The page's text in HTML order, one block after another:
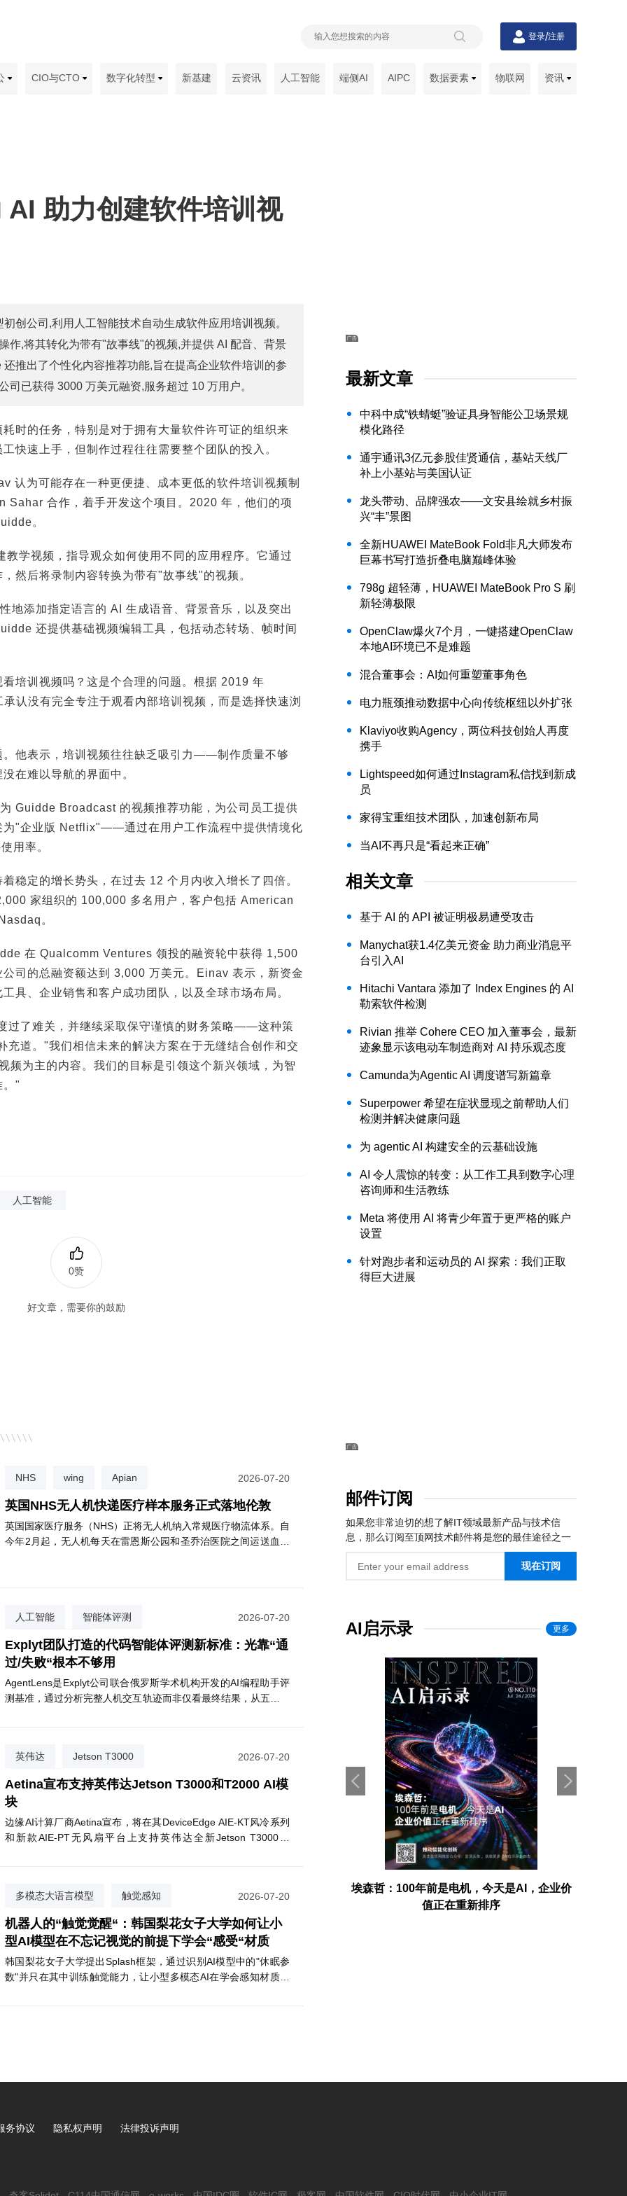
登录/注册
CIO与CTO 数字化转型 新基建 云资讯 人工智能 端侧AI AIPC 数据要素 物联网 资讯
助力创建软件培训视
创公司,利用人工智能技术自动生成软件应用培训视频。
作,将其转化为带有"故事线"的视频,并提供 AI 配音、背景
推出了个性化内容推荐功能,旨在提高企业软件培训的参
司已获得 3000 万美元融资,服务超过 10 万用户。
时的任务，特别是对于拥有大量软件许可证的组织来
快速上手，但制作过程往往需要整个团队的投入。
认为可能存在一种更便捷、成本更低的软件培训视频制
Sahar 合作，着手开发这个项目。2020 年，他们的项
。
学视频，指导观众如何使用不同的应用程序。它通过
然后将录制内容转换为带有"故事线"的视频。
地添加指定语言的 AI 生成语音、背景音乐，以及突出
还提供基础视频编辑工具，包括动态转场、帧时间
培训视频吗？这是个合理的问题。根据 2019 年
认没有完全专注于观看内部培训视频，而是选择快速浏
他表示，培训视频往往缺乏吸引力——制作质量不够
在难以导航的界面中。
Guidde Broadcast 的视频推荐功能，为公司员工提供
为"企业版 Netflix"——通过在用户工作流程中提供情境化
用率。
稳定的增长势头，在过去 12 个月内收入增长了四倍。
家组织的 100,000 多名用户，客户包括 American
。
在 Qualcomm Ventures 领投的融资轮中获得 1,500
司的总融资额达到 3,000 万美元。Einav 表示，新资金
具、企业销售和客户成功团队，以及全球市场布局。
过了难关，并继续采取保守谨慎的财务策略——这种策
充道。"我们相信未来的解决方案在于无缝结合创作和交
频为主的内容。我们的目标是引领这个新兴领域，为智
。"
人工智能
0赞
好文章，需要你的鼓励
NHS wing Apian 2026-07-20
英国NHS无人机快递医疗样本服务正式落地伦敦
英国国家医疗服务（NHS）正将无人机纳入常规医疗物流体系。自
今年2月起，无人机每天在雷恩斯公园和圣乔治医院之间运送血液
展至圣赫利尔、克罗伊登等多家医院，最终惠及约180万名患者。
人工智能
智能体评测
代码质量评估
2026-07-20
Explyt团队打造的代码智能体评测新标准：光靠“通
过/失败“根本不够用
AgentLens是Explyt公司联合俄罗斯学术机构开发的AI编程助手评
测基准，通过分析完整人机交互轨迹而非仅看最终结果，从五个维
英伟达 Jetson T3000
Aetina
2026-07-20
Aetina宣布支持英伟达Jetson T3000和T2000 AI模
块
边缘AI计算厂商Aetina宣布，将在其DeviceEdge AIE-KT风冷系列
和新款AIE-PT无风扇平台上支持英伟达全新Jetson T3000和
TFLOPS算力，功耗70W；T2000则提供400 FP4 TFLOPS，面向
季度上市，支持Nemotron、Cosmos 3等英伟达AI软件生态。
多模态大语言模型 触觉感知
掩码隔离训练
2026-07-20
机器人的“触觉觉醒“：韩国梨花女子大学如何让小
型AI模型在不忘记视觉的前提下学会“感受“材质
韩国梨花女子大学提出Splash框架，通过识别AI模型中的"休眠参
数"并只在其中训练触觉能力，让小型多模态AI在学会感知材质触
最新文章
中科中成“铁蜻蜓”验证具身智能公卫场景规
模化路径
通宇通讯3亿元参股佳贤通信，基站天线厂
补上小基站与美国认证
龙头带动、品牌强农——文安县绘就乡村振
兴“丰”景图
全新HUAWEI MateBook Fold非凡大师发布
巨幕书写打造折叠电脑巅峰体验
798g 超轻薄，HUAWEI MateBook Pro S 刷
新轻薄极限
OpenClaw爆火7个月，一键搭建OpenClaw
本地AI环境已不是难题
混合董事会：AI如何重塑董事角色
电力瓶颈推动数据中心向传统枢纽以外扩张
Klaviyo收购Agency，两位科技创始人再度
携手
Lightspeed如何通过Instagram私信找到新成
员
家得宝重组技术团队，加速创新布局
当AI不再只是“看起来正确”
相关文章
基于 AI 的 API 被证明极易遭受攻击
Manychat获1.4亿美元资金 助力商业消息平
台引入AI
Hitachi Vantara 添加了 Index Engines 的 AI
勒索软件检测
Rivian 推举 Cohere CEO 加入董事会，最新
迹象显示该电动车制造商对 AI 持乐观态度
Camunda为Agentic AI 调度谱写新篇章
Superpower 希望在症状显现之前帮助人们
检测并解决健康问题
为 agentic AI 构建安全的云基础设施
AI 令人震惊的转变：从工作工具到数字心理
咨询师和生活教练
Meta 将使用 AI 将青少年置于更严格的账户
设置
针对跑步者和运动员的 AI 探索：我们正取
得巨大进展
邮件订阅
如果您非常迫切的想了解IT领域最新产品与技术信
息，那么订阅至顶网技术邮件将是您的最佳途径之一
现在订阅
AI启示录 更多
全、健康与产业的新
埃森哲：100年前是电机，今天是AI，企业价
三一集团：数字化是必选项，AI是生存项
务协议 隐私权声明 法律投诉声明